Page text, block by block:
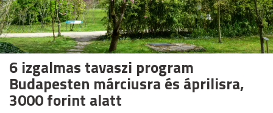
6 izgalmas tavaszi program
Budapesten márciusra és áprilisra,
3000 forint alatt